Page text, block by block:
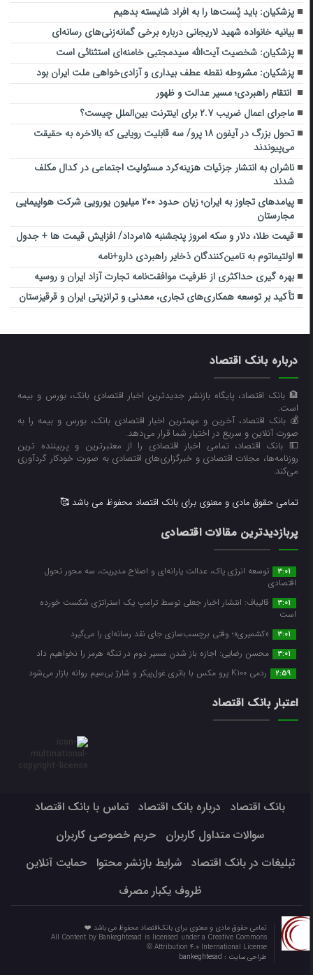
پزشکیان: باید پُست‌ها را به افراد شایسته بدهیم
بیانیه خانواده شهید لاریجانی درباره برخی گمانه‌زنی‌های رسانه‌ای
پزشکیان: شخصیت آیت‌الله سیدمجتبی خامنه‌ای استثنائی است
پزشکیان: مشروطه نقطه عطف بیداری و آزادی‌خواهی ملت ایران بود
انتقام راهبردی؛ مسیر عدالت و ظهور
ماجرای اعمال ضریب ۲.۷ برای اینترنت بین‌الملل چیست؟
تحول بزرگ در آیفون ۱۸ پرو/ سه قابلیت رویایی که بالاخره به حقیقت
می‌پیوندند
ناشران به انتشار جزئیات هزینه‌کرد مسئولیت اجتماعی در کدال مکلف
شدند
پیامدهای تجاوز به ایران؛ زیان حدود ۲۰۰ میلیون یورویی شرکت هواپیمایی
مجارستان
قیمت طلا، دلار و سکه امروز پنجشنبه ۱۵مرداد/ افزایش قیمت ها + جدول
اولتیماتوم به تامین‌کنندگان ذخایر راهبردی دارو+نامه
بهره گیری حداکثری از ظرفیت موافقت‌نامه تجارت آزاد ایران و روسیه
تأکید بر توسعه همکاری‌های تجاری، معدنی و ترانزیتی ایران و قرقیزستان
درباره بانک اقتصاد
🏦 بانک اقتصاد، پایگاه بازنشر جدیدترین اخبار اقتصادی بانک، بورس و بیمه
است.
💰 بانک اقتصاد، آخرین و مهمترین اخبار اقتصادی بانک، بورس و بیمه را به
صورت آنلاین و سریع در اختیار شما قرار می‌‌دهد.
💵 بانک اقتصاد، تمامی اخبار اقتصادی را از معتبرترین و پربیننده ترین
روزنامه‌ها، مجلات اقتصادی و خبرگزاری‌های اقتصادی به صورت خودکار گردآوری
می‌کند.
تمامی حقوق مادی و معنوی برای بانک اقتصاد محفوظ می باشد 🥰
پربازدیدترین مقالات اقتصادی
3:01
توسعه انرژی پاک، عدالت یارانه‌ای و اصلاح مدیریت، سه محور تحول
اقتصادی
3:01
قالیباف: انتشار اخبار جعلی توسط ترامپ یک استراتژی شکست خورده
است
3:01 «کشمیری»؛ وقتی برچسب‌سازی جای نقد رسانه‌ای را می‌گیرد
3:01 محسن رضایی: اجازه باز شدن مسیر دوم در تنگه هرمز را نخواهیم داد
2:59 ردمی K100 پرو مکس با باتری غول‌پیکر و شارژ بی‌سیم روانه بازار می‌شود
اعتبار بانک اقتصاد
بانک اقتصاد درباره بانک اقتصاد
تماس با بانک اقتصاد
سوالات متداول کاربران
حریم خصوصی کاربران
تبلیغات در بانک اقتصاد
شرایط بازنشر محتوا
حمایت آنلاین
ظروف یکبار مصرف
تمامی حقوق مادی و معنوی برای بانک‌اقتصاد محفوظ می باشد ❤️
All Content by Bankeghtesad is licensed under a Creative Commons
Attribution 4.0 International License ©️
طراحی سایت :